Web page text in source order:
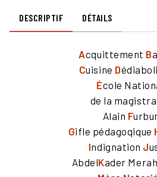
DESCRIPTIF DÉTAILS
Acquittement B
Cuisine D
École
de la
Alain F
Gifle pédagoqique
Indignation J
AbdelKader Merah